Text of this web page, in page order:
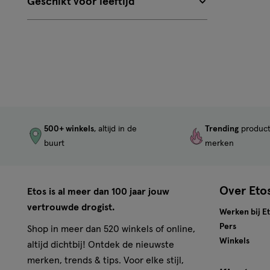
500+ winkels, altijd in de
buurt
Trending
merken
Etos is al meer dan 100 jaar jouw
vertrouwde drogist.
Shop in meer dan 520 winkels of online,
altijd dichtbij! Ontdek de nieuwste
merken, trends & tips. Voor elke stijl,
Over
Werken bij
Pers
Winkels